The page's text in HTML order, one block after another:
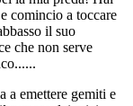
comincio a toccare
il suo
che non serve
a emettere gemiti e